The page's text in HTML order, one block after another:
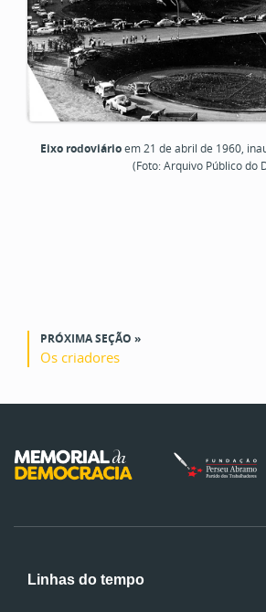
Eixo rodoviárioem 21 de abril de 1960,
(Foto: Arquivo Público do
PRÓXIMA SEÇÃO »
Os criadores
Linhas do tempo